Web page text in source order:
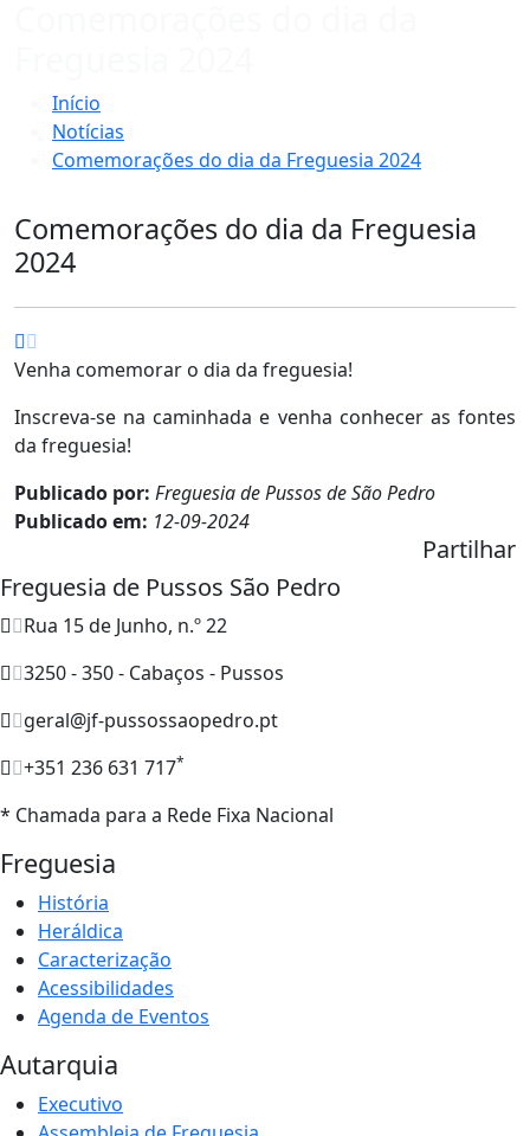
Início
Notícias
Comemorações do dia da Freguesia 2024
Comemorações do dia da Freguesia
2024
Venha comemorar o dia da freguesia!
Inscreva-se na caminhada e venha conhecer as fontes
da freguesia!
Publicado por: Freguesia de Pussos de São Pedro
Publicado em: 12-09-2024
Partilhar
Freguesia de Pussos São Pedro
Rua 15 de Junho, n.º 22
3250 - 350 - Cabaços - Pussos
geral@jf-pussossaopedro.pt
+351 236 631 717*
* Chamada para a Rede Fixa Nacional
Freguesia
História
Heráldica
Caracterização
Acessibilidades
Agenda de Eventos
Autarquia
Executivo